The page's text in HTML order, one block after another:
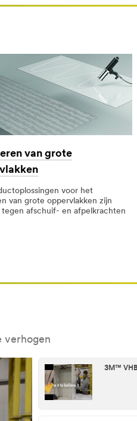
van grote
voor het
van grote oppervlakken zijn
tegen afschuif- en afpelkrachten
verhogen
3M™